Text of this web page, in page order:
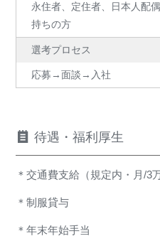
永住者、定住者、日本人配
持ちの方
選考プロセス
応募→面談→入社
待遇・福利厚生
＊交通費支給（規定内・月/3
＊制服貸与
＊年末年始手当